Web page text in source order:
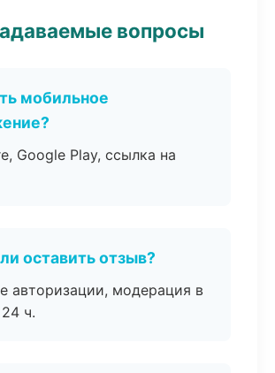
вопросы
мобильное
Google Play, ссылка на
оставить отзыв?
авторизации, модерация в
ч.